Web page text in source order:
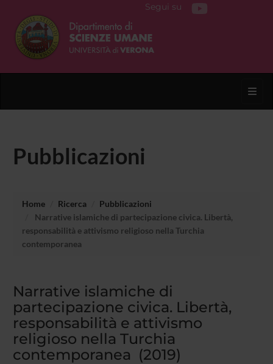
Segui su
Pubblicazioni
Home Ricerca
Pubblicazioni
Narrative islamiche di partecipazione civica. Libertà,
responsabilità e attivismo religioso nella Turchia
contemporanea
Narrative islamiche di
partecipazione civica. Libertà,
responsabilità e attivismo
religioso nella Turchia
contemporanea (2019)